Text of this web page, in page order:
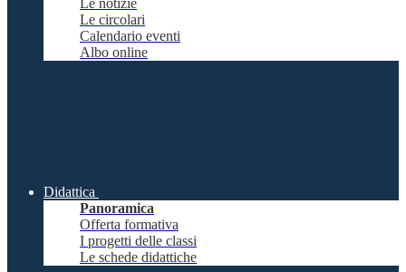
Le notizie
Le circolari
Calendario eventi
Albo online
Didattica
Panoramica
Offerta formativa
I progetti delle classi
Le schede didattiche